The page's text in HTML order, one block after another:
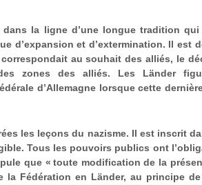
dans la ligne d’une longue tradition qui
d’expansion et d’extermination. Il est
au souhait des alliés, le
zones des alliés. Les Länder
d’Allemagne lorsque cette
les leçons du nazisme. Il est inscrit
Tous les pouvoirs publics ont
que « toute modification de la
la Fédération en Länder, au principe